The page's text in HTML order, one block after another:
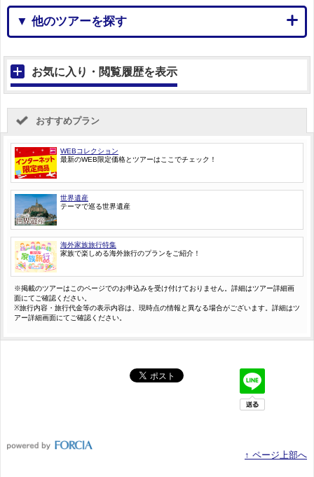
▼ 他のツアーを探す
お気に入り・閲覧履歴を表示
おすすめプラン
WEBコレクション
最新のWEB限定価格とツアーはここでチェック！
世界遺産
テーマで巡る世界遺産
海外家族旅行特集
家族で楽しめる海外旅行のプランをご紹介！
※掲載のツアーはこのページでのお申込みを受け付けておりません。詳細はツアー詳細画
面にてご確認ください。
※旅行内容・旅行代金等の表示内容は、現時点の情報と異なる場合がございます。詳細はツ
アー詳細画面にてご確認ください。
↑ ページ上部へ